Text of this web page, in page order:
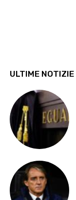
ULTIME NOTIZIE